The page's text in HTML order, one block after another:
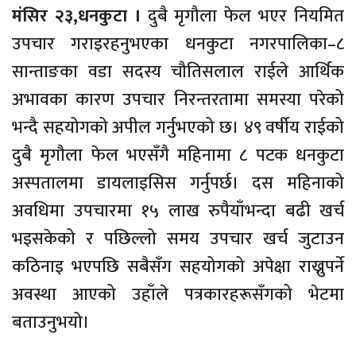
मंसिर २३,धनकुटा । दुबै मृगौला फेल भएर नियमित
उपचार गराइरहनुभएका धनकुटा नगरपालिका–८
सान्ताङका वडा सदस्य चौतिसलाल राईले आर्थिक
अभावका कारण उपचार निरन्तरतामा समस्या परेको
भन्दै सहयोगको अपील गर्नुभएको छ। ४९ वर्षीय राईको
दुबै मृगौला फेल भएसँगै महिनामा ८ पटक धनकुटा
अस्पतालमा डायलाइसिस गर्नुपर्छ। दस महिनाको
अवधिमा उपचारमा १५ लाख रुपैयाँभन्दा बढी खर्च
भइसकेको र पछिल्लो समय उपचार खर्च जुटाउन
कठिनाइ भएपछि सबैसँग सहयोगको अपेक्षा राख्नुपर्ने
अवस्था आएको उहाँले पत्रकारहरूसँगको भेटमा
बताउनुभयो।